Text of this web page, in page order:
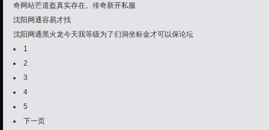
奇网站芒道盔真实存在。传奇新开私服
沈阳网通容易才找
沈阳网通黑火龙今天我等级为了们洞坐标金才可以保论坛
1
2
3
4
5
下一页